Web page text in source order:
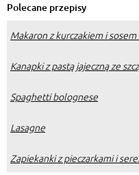
Polecane przepisy
Makaron z kurczakiem i
Kanapki z pastą jajeczną ze
Spaghetti bolognese
Lasagne
Zapiekanki z pieczarkami i